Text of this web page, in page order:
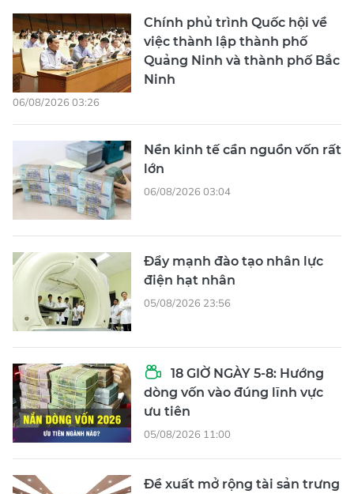
Chính phủ trình Quốc hội về
việc thành lập thành phố
Quảng Ninh và thành phố Bắc
Ninh
06/08/2026 03:26
Nền kinh tế cần nguồn vốn rất
lớn
06/08/2026 03:04
Đẩy mạnh đào tạo nhân lực
điện hạt nhân
05/08/2026 23:56
18 GIỜ NGÀY 5-8: Hướng
dòng vốn vào đúng lĩnh vực
ưu tiên
05/08/2026 11:00
Đề xuất mở rộng tài sản trưng